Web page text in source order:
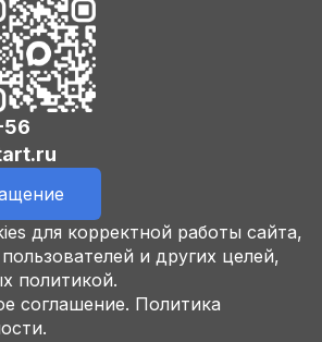
для корректной работы сайта,
и других целей,
политикой.
соглашение. Политика